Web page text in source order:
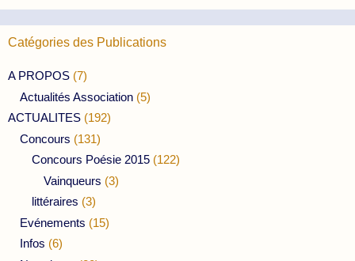
Catégories des Publications
A PROPOS (7)
Actualités Association (5)
ACTUALITES (192)
Concours (131)
Concours Poésie 2015 (122)
Vainqueurs (3)
littéraires (3)
Evénements (15)
Infos (6)